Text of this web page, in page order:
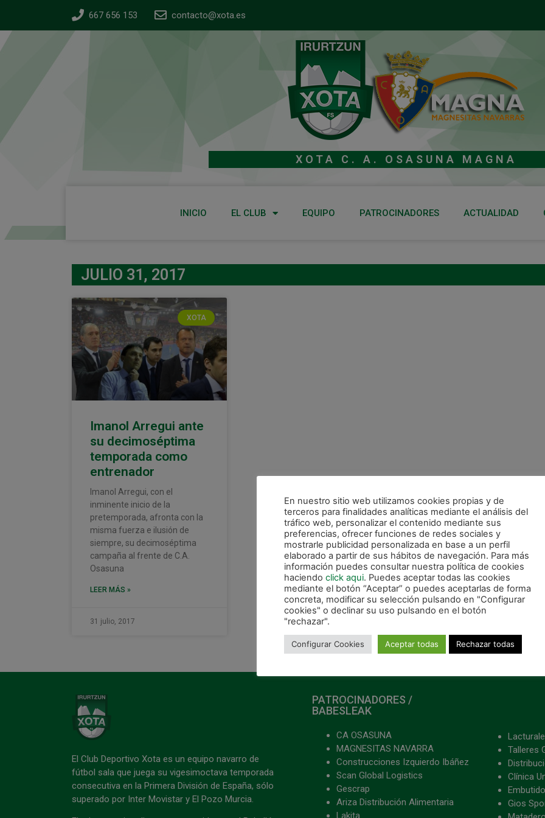
667 656 153 contacto@xota.es
XOTA C. A. OSASUNA MAGNA
INICIO EL CLUB EQUIPO PATROCINADORES ACTUALIDAD
JULIO 31, 2017
XOTA
Imanol Arregui ante
su decimoséptima
temporada como
entrenador
Imanol Arregui, con el
inminente inicio de la
pretemporada, afronta con la
misma fuerza e ilusión de
siempre, su decimoséptima
campaña al frente de C.A.
Osasuna
LEER MÁS »
31 julio, 2017
El Club Deportivo Xota es un equipo navarro de
fútbol sala que juega su vigesimoctava temporada
consecutiva en la Primera División de España, sólo
superado por Inter Movistar y El Pozo Murcia.
PATROCINADORES /
BABESLEAK
CA OSASUNA
MAGNESITAS NAVARRA
Construcciones Izquierdo Ibáñez
Scan Global Logistics
Gescrap
Ariza Distribución Alimentaria
Lakita
Lacturale
Talleres
Clínica
Gios
En nuestro sitio web utilizamos cookies propias y de
terceros para finalidades analíticas mediante el análisis del
tráfico web, personalizar el contenido mediante sus
preferencias, ofrecer funciones de redes sociales y
mostrarle publicidad personalizada en base a un perfil
elaborado a partir de sus hábitos de navegación. Para más
información puedes consultar nuestra política de cookies
haciendo click aqui. Puedes aceptar todas las cookies
mediante el botón “Aceptar” o puedes aceptarlas de forma
concreta, modificar su selección pulsando en "Configurar
cookies" o declinar su uso pulsando en el botón
"rechazar".
Configurar Cookies Aceptar todas Rechazar todas